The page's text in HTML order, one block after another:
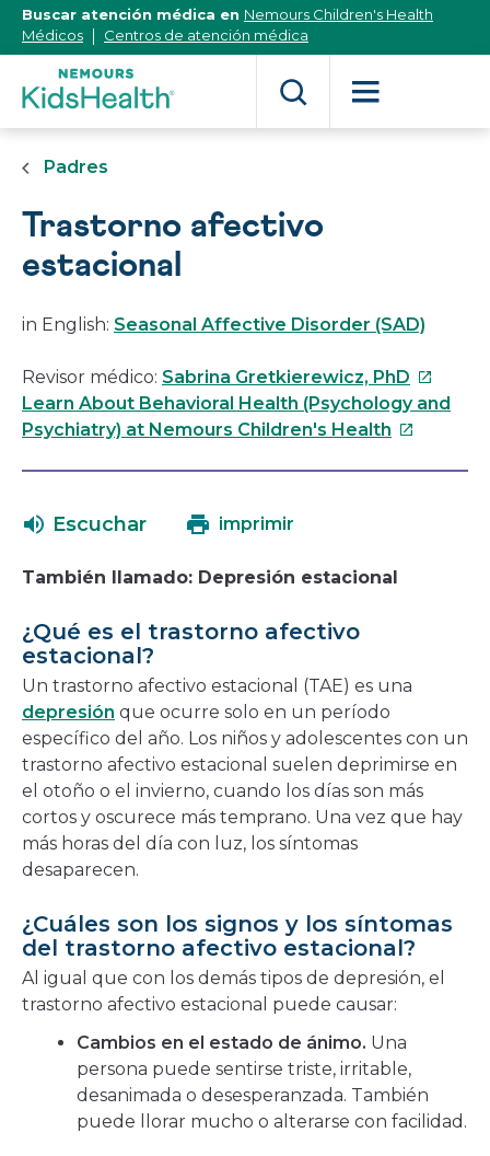
[Skip
Content]
Buscar atención médica en Nemours Children's Health
Médicos
Centros de atención médica
Padres
Trastorno afectivo
estacional
in English: Seasonal Affective Disorder (SAD)
Revisor médico: Sabrina Gretkierewicz, PhD Este
enlace
se
Learn About Behavioral Health (Psychology and
Psychiatry) at Nemours Children's Health Este
nueva
Escuchar imprimir
También llamado: Depresión estacional
¿Qué es el trastorno afectivo
estacional?
Un trastorno afectivo estacional (TAE) es una
depresión que ocurre solo en un período
específico del año. Los niños y adolescentes con un
trastorno afectivo estacional suelen deprimirse en
el otoño o el invierno, cuando los días son más
cortos y oscurece más temprano. Una vez que hay
más horas del día con luz, los síntomas
desaparecen.
¿Cuáles son los signos y los síntomas
del trastorno afectivo estacional?
Al igual que con los demás tipos de depresión, el
trastorno afectivo estacional puede causar:
Cambios en el estado de ánimo. Una
persona puede sentirse triste, irritable,
desanimada o desesperanzada. También
puede llorar mucho o alterarse con facilidad.